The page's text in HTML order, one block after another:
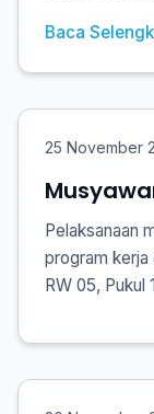
Baca
25 November
Pelaksanaan
program kerja
RW 05, Pukul